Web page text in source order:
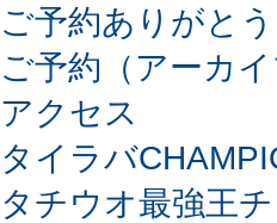
ご予約ありがと
ご予約（アーカイ
アクセス
タイラバ
タチウオ最強王